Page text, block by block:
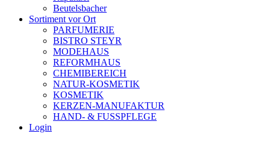
Beutelsbacher
Sortiment vor Ort
PARFUMERIE
BISTRO STEYR
MODEHAUS
REFORMHAUS
CHEMIBEREICH
NATUR-KOSMETIK
KOSMETIK
KERZEN-MANUFAKTUR
HAND- & FUSSPFLEGE
Login